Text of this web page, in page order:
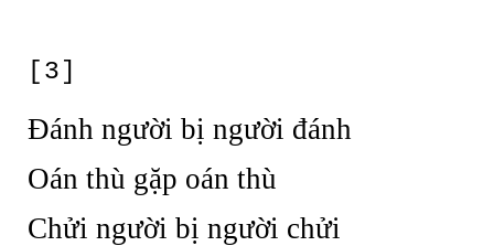
[3]
Đánh người bị người đánh
Oán thù gặp oán thù
Chửi người bị người chửi